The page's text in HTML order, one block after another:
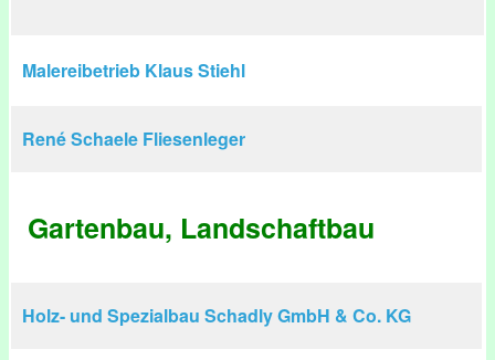
Malereibetrieb Klaus Stiehl
René Schaele Fliesenleger
Gartenbau, Landschaftbau
Holz- und Spezialbau Schadly GmbH & Co. KG